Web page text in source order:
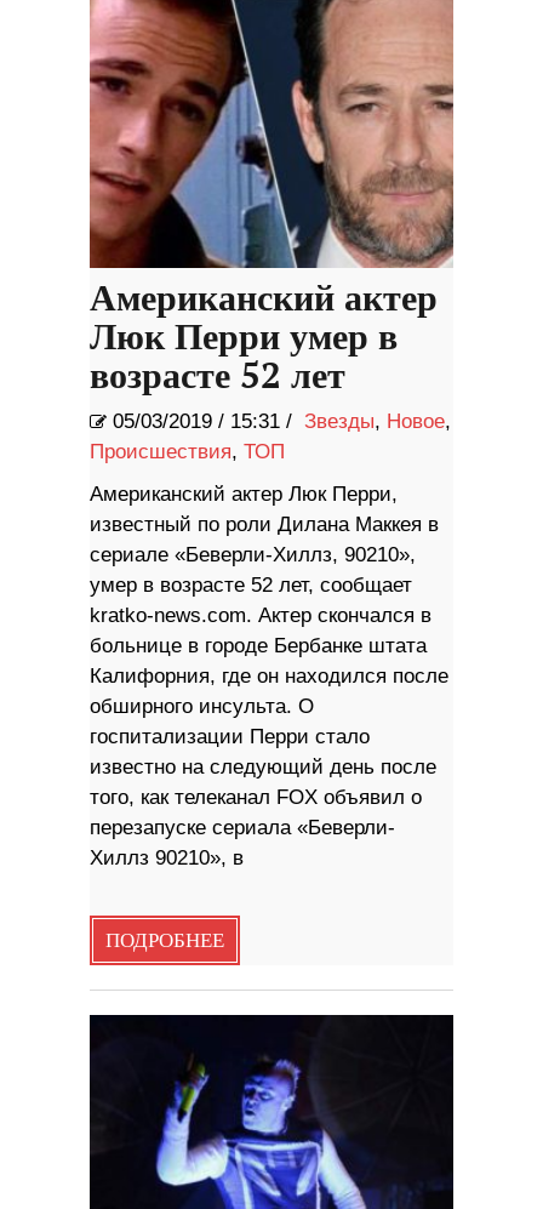
Американский актер
Люк Перри умер в
возрасте 52 лет
05/03/2019 / 15:31 / Звезды, Новое,
Происшествия, ТОП
Американский актер Люк Перри,
известный по роли Дилана Маккея в
сериале «Беверли-Хиллз, 90210»,
умер в возрасте 52 лет, сообщает
kratko-news.com. Актер скончался в
больнице в городе Бербанке штата
Калифорния, где он находился после
обширного инсульта. О
госпитализации Перри стало
известно на следующий день после
того, как телеканал FOX объявил о
перезапуске сериала «Беверли-
Хиллз 90210», в
ПОДРОБНЕЕ